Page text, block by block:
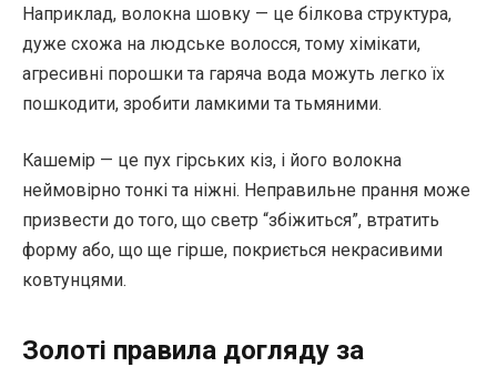
Наприклад, волокна шовку — це білкова структура,
дуже схожа на людське волосся, тому хімікати,
агресивні порошки та гаряча вода можуть легко їх
пошкодити, зробити ламкими та тьмяними.
Кашемір — це пух гірських кіз, і його волокна
неймовірно тонкі та ніжні. Неправильне прання може
призвести до того, що светр “збіжиться”, втратить
форму або, що ще гірше, покриється некрасивими
ковтунцями.
Золоті правила догляду за